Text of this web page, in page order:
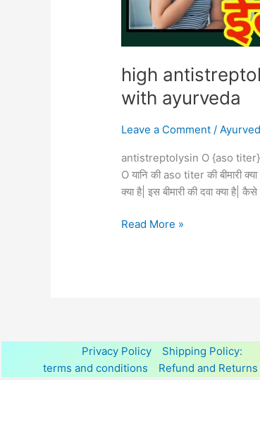
high
with ayurveda
Leave a Comment /
antistreptolysin O {aso
O यानि की aso titer की बीमारी
क्या है| इस बीमारी की दवा क्या
Read More »
Privacy Policy
Shipping Policy:
terms and conditions
Refund and